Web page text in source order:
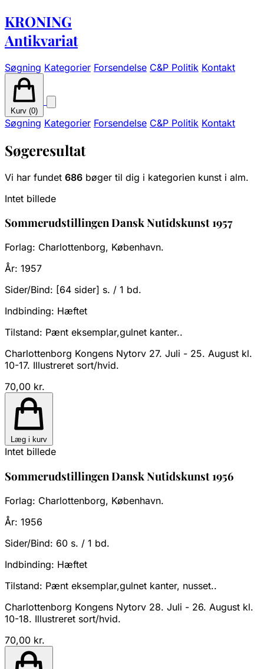
KRONING
Antikvariat
Søgning Kategorier Forsendelse C&P Politik Kontakt
Kurv (0)
Søgning Kategorier Forsendelse C&P Politik Kontakt
Søgeresultat
Vi har fundet 686 bøger til dig i kategorien kunst i alm.
Intet billede
Sommerudstillingen Dansk Nutidskunst 1957
Forlag: Charlottenborg, København.
År: 1957
Sider/Bind: [64 sider] s. / 1 bd.
Indbinding: Hæftet
Tilstand: Pænt eksemplar,gulnet kanter..
Charlottenborg Kongens Nytorv 27. Juli - 25. August kl.
10-17. Illustreret sort/hvid.
70,00 kr.
Læg i kurv
Intet billede
Sommerudstillingen Dansk Nutidskunst 1956
Forlag: Charlottenborg, København.
År: 1956
Sider/Bind: 60 s. / 1 bd.
Indbinding: Hæftet
Tilstand: Pænt eksemplar,gulnet kanter, nusset..
Charlottenborg Kongens Nytorv 28. Juli - 26. August kl.
10-18. Illustreret sort/hvid.
70,00 kr.